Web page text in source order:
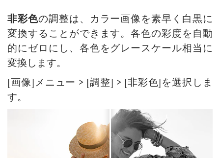
シャープ効果
テクスチャ塗りつぶし
二階調
内蔵 プラグイン
外部プラグイン
詳細なブラシ設定
手のひらツール
ズームツール
プリセット
バレンタインデーカード
ポップアートの人物画
ポラロイド写真のコラージュ
本棚:デスクトップの壁紙作成
モザイク効果
水滴
輪郭線の効果
ビンテージ写真の効果
古い写真の効果
非彩色の調整は、カラー画像を素早く白黒に
変換することができます。各色の彩度を自動
的にゼロにし、各色をグレースケール相当に
変換します。
[画像]メニュー > [調整] > [非彩色]を選択しま
す。